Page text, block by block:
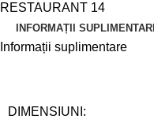
RESTAURANT 14
INFORMAȚII
Informații suplimentare
DIMENSIUNI: